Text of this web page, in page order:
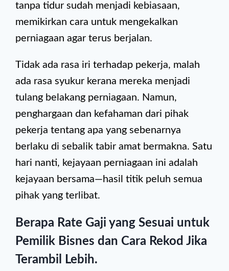
tanpa tidur sudah menjadi kebiasaan,
memikirkan cara untuk mengekalkan
perniagaan agar terus berjalan.
Tidak ada rasa iri terhadap pekerja, malah
ada rasa syukur kerana mereka menjadi
tulang belakang perniagaan. Namun,
penghargaan dan kefahaman dari pihak
pekerja tentang apa yang sebenarnya
berlaku di sebalik tabir amat bermakna. Satu
hari nanti, kejayaan perniagaan ini adalah
kejayaan bersama—hasil titik peluh semua
pihak yang terlibat.
Berapa Rate Gaji yang Sesuai untuk
Pemilik Bisnes dan Cara Rekod Jika
Terambil Lebih.